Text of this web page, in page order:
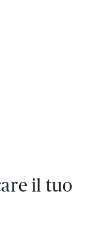
il tuo